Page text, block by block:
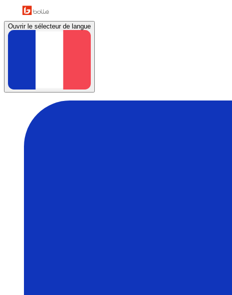
Ouvrir le sélecteur de langue